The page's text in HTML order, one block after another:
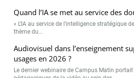
Quand l’IA se met au service des
« L’IA au service de l’intelligence stratégique
thème du...
Audiovisuel dans l’enseignement
usages en 2026 ?
Le dernier webinaire de Campus Matin